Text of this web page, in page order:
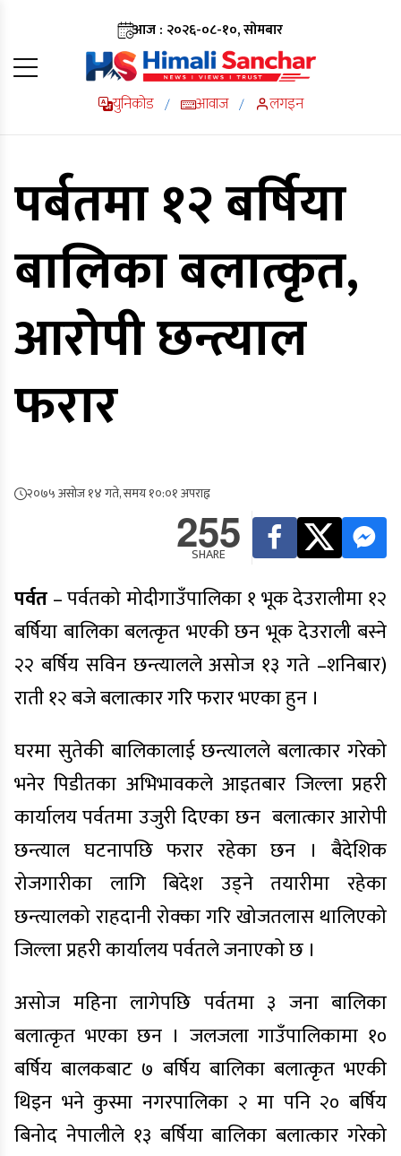
आज : २०२६-०८-१०, सोमबार
युनिकोड / आवाज / लगइन
पर्बतमा १२ बर्षिया
बालिका बलात्कृत,
आरोपी छन्त्याल
फरार
२०७५ असोज १४ गते, समय १०:०१ अपराह्न
255
SHARE
पर्वत– पर्वतको मोदीगाउँपालिका १ भूक देउरालीमा १२
बर्षिया बालिका बलत्कृत भएकी छन भूक देउराली बस्ने
२२ बर्षिय सविन छन्त्यालले असोज १३ गते –शनिबार)
राती १२ बजे बलात्कार गरि फरार भएका हुन ।
घरमा सुतेकी बालिकालाई छन्त्यालले बलात्कार गरेको
भनेर पिडीतका अभिभावकले आइतबार जिल्ला प्रहरी
कार्यालय पर्वतमा उजुरी दिएका छन बलात्कार आरोपी
छन्त्याल घटनापछि फरार रहेका छन । बैदेशिक
रोजगारीका लागि बिदेश उड्ने तयारीमा रहेका
छन्त्यालको राहदानी रोक्का गरि खोजतलास थालिएको
जिल्ला प्रहरी कार्यालय पर्वतले जनाएको छ ।
असोज महिना लागेपछि पर्वतमा ३ जना बालिका
बलात्कृत भएका छन । जलजला गाउँपालिकामा १०
बर्षिय बालकबाट ७ बर्षिय बालिका बलात्कृत भएकी
थिइन भने कुस्मा नगरपालिका २ मा पनि २० बर्षिय
बिनोद नेपालीले १३ बर्षिया बालिका बलात्कार गरेको